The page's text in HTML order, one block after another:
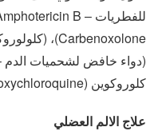
كلوروكوين (Hydroxychloroquine).
علاج الالم العضلي